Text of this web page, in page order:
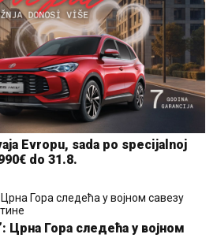
Evropu, sada po specijalnoj
do 31.8.
Црна Гора следећа у војном